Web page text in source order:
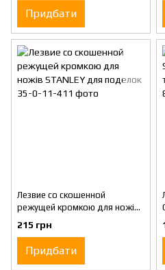
Придбати
Лезвие со скошенной
режущей кромкою для ножів
STANLEY для поделок
215 грн
Придбати